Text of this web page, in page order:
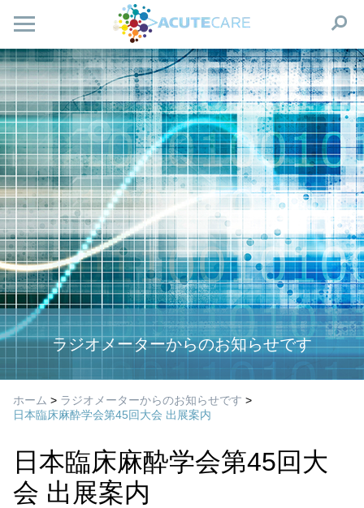
ラジオメーターからのお知らせです
ホーム > ラジオメーターからのお知らせです >
日本臨床麻酔学会第45回大会 出展案内
日本臨床麻酔学会第45回大
会 出展案内